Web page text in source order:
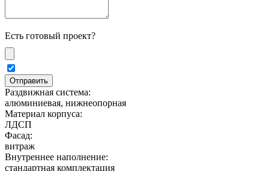
Есть готовый проект?
Раздвижная система:
алюминиевая, нижнеопорная
Материал корпуса:
ЛДСП
Фасад:
витраж
Внутреннее наполнение:
стандартная комплектация